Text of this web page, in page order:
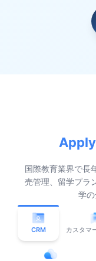
国際教育業界で長
売管理、留学プラ
学
CRM カスタマ